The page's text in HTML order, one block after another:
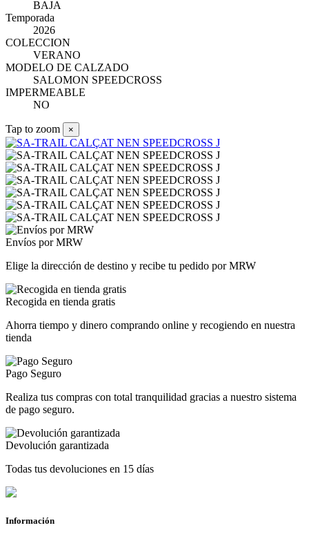
BAJA
Temporada
2026
COLECCION
VERANO
MODELO DE CALZADO
SALOMON SPEEDCROSS
IMPERMEABLE
NO
Tap to zoom ×
Envíos por MRW
Elige la dirección de destino y recibe tu pedido por MRW
Recogida en tienda gratis
Ahorra tiempo y dinero comprando online y recogiendo en nuestra
tienda
Pago Seguro
Realiza tus compras con total tranquilidad gracias a nuestro sistema
de pago seguro.
Devolución garantizada
Todas tus devoluciones en 15 días
Información